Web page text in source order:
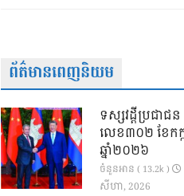
ព័ត៌មានពេញនិយម
ទស្សវដ្តីប្រជាជ
លេខ៣០២ ខែកក្
ឆ្នាំ២០២៦
ចំនួនអាន ( 13.2k )
សីហា, 2026